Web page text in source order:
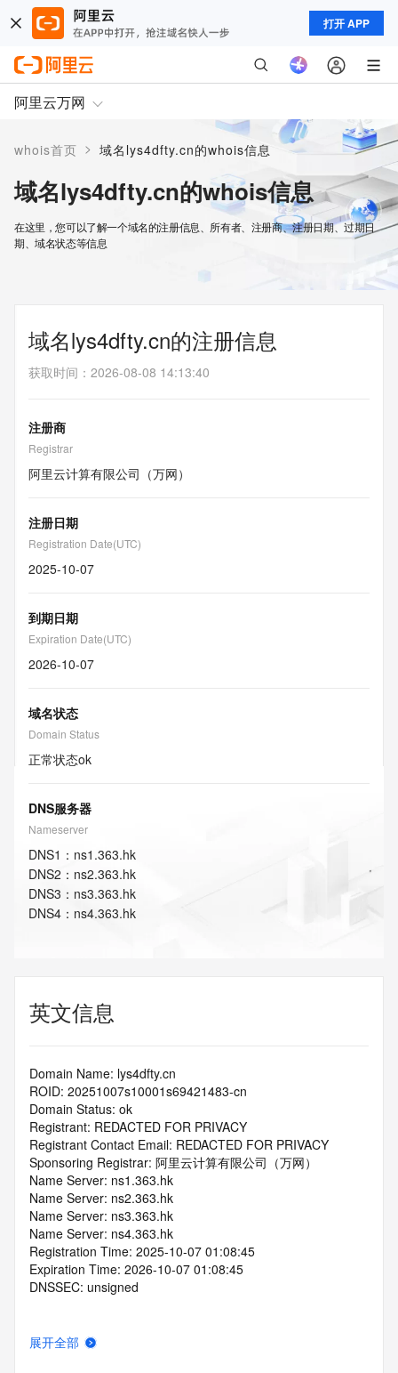
打开 APP
阿里云万网
whois首页 > 域名lys4dfty.cn的whois信息
域名lys4dfty.cn的whois信息
在这里，您可以了解一个域名的注册信息、所有者、注册商、注册日期、过期日
期、域名状态等信息
域名lys4dfty.cn的注册信息
获取时间 ： 2026-08-08 14:13:40
注册商
Registrar
阿里云计算有限公司（万网）
注册日期
Registration Date(UTC)
2025-10-07
到期日期
Expiration Date(UTC)
2026-10-07
域名状态
Domain Status
正常状态ok
DNS服务器
Nameserver
DNS1 ： ns1.363.hk
DNS2 ： ns2.363.hk
DNS3 ： ns3.363.hk
DNS4 ： ns4.363.hk
英文信息
Domain Name: lys4dfty.cn
ROID: 20251007s10001s69421483-cn
Domain Status: ok
Registrant: REDACTED FOR PRIVACY
Registrant Contact Email: REDACTED FOR PRIVACY
Sponsoring Registrar: 阿里云计算有限公司（万网）
Name Server: ns1.363.hk
Name Server: ns2.363.hk
Name Server: ns3.363.hk
Name Server: ns4.363.hk
Registration Time: 2025-10-07 01:08:45
Expiration Time: 2026-10-07 01:08:45
DNSSEC: unsigned
展开全部